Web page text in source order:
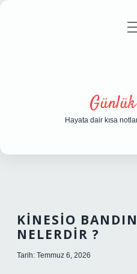
Gizlilik
Hayata dair kısa
KINESIO
NELERDIR ?
Tarih: Temmuz 6, 2026